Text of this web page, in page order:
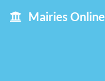
Mairies Online